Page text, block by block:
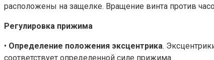
расположены на защелке. Вращение винта против
Регулировка прижима
• Определение положения эксцентрика.
соответствует определенной силе прижима.